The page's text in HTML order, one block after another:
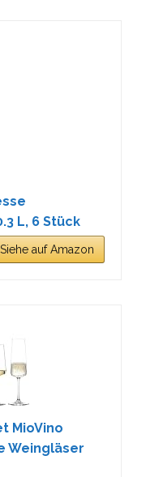
L, 6 Stück
Siehe auf Amazon
MioVino
Weingläser